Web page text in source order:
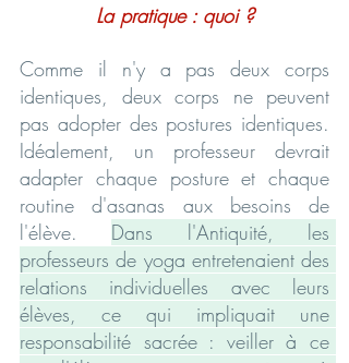
La pratique : quoi ?
Comme il n'y a pas deux corps
identiques, deux corps ne peuvent
pas adopter des postures identiques.
Idéalement, un professeur devrait
adapter chaque posture et chaque
routine d'asanas aux besoins de
l'élève. Dans l'Antiquité, les
professeurs de yoga entretenaient des
relations individuelles avec leurs
élèves, ce qui impliquait une
responsabilité sacrée : veiller à ce